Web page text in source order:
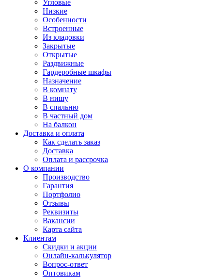
Угловые
Низкие
Особенности
Встроенные
Из кладовки
Закрытые
Открытые
Раздвижные
Гардеробные шкафы
Назначение
В комнату
В нишу
В спальню
В частный дом
На балкон
Доставка и оплата
Как сделать заказ
Доставка
Оплата и рассрочка
О компании
Производство
Гарантия
Портфолио
Отзывы
Реквизиты
Вакансии
Карта сайта
Клиентам
Скидки и акции
Онлайн-калькулятор
Вопрос-ответ
Оптовикам